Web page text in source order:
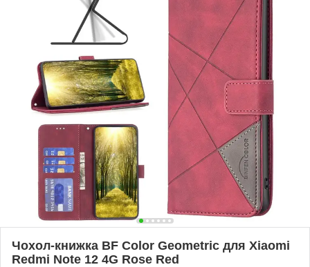
Чохол-книжка BF Color Geometric для Xiaomi
Redmi Note 12 4G Rose Red